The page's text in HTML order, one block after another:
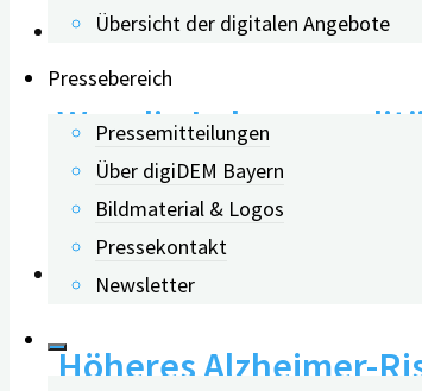
Übersicht der digitalen Angebote
Pressebereich
Pressemitteilungen
Über digiDEM Bayern
Bildmaterial & Logos
Pressekontakt
Newsletter
0
Was die
25.06.2026
Höheres Alzheimer-